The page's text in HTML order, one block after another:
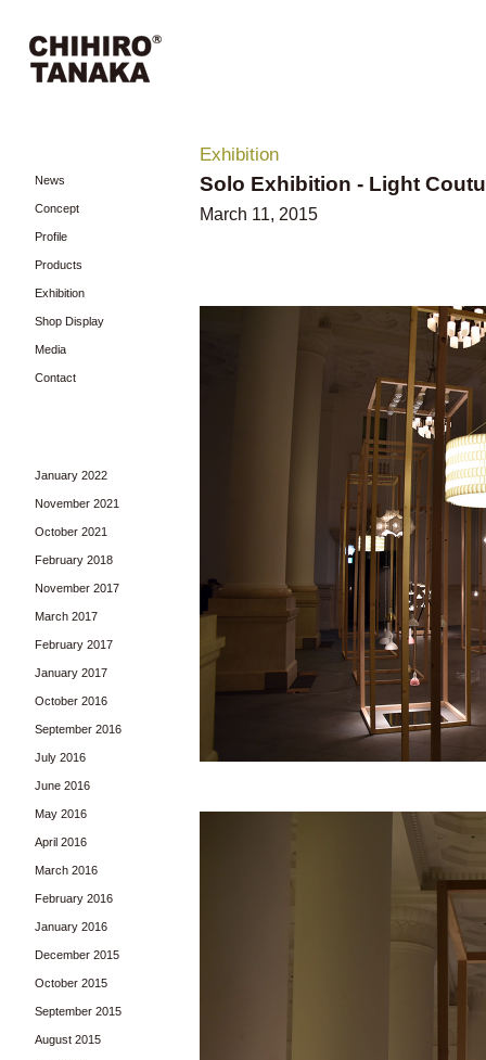
News
Concept
Profile
Products
Exhibition
Shop Display
Media
Contact
January 2022
November 2021
October 2021
February 2018
November 2017
March 2017
February 2017
January 2017
October 2016
September 2016
July 2016
June 2016
May 2016
April 2016
March 2016
February 2016
January 2016
December 2015
October 2015
September 2015
August 2015
Exhibition
Solo Exhibition - Light
March 11, 2015